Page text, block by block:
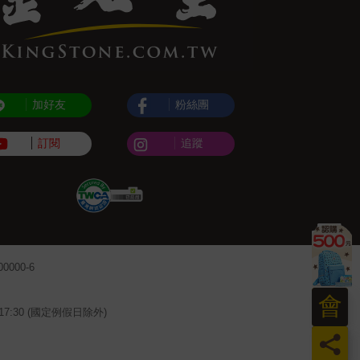
員
會
加好友
訂閱
粉絲團
追蹤
6
(國定例假日除外)